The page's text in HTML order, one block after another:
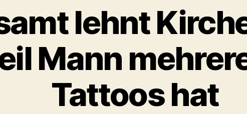
lehnt
Mann
Tattoos hat